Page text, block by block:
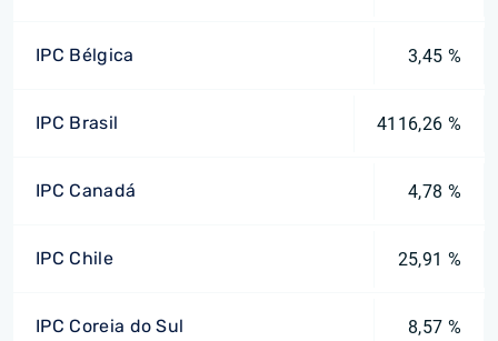
IPC Bélgica 3,45 %
IPC Brasil 4116,26 %
IPC Canadá 4,78 %
IPC Chile 25,91 %
IPC Coreia do Sul 8,57 %